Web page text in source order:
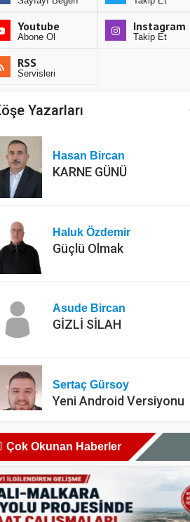
Youtube
Abone Ol
Instagram
Takip Et
RSS
Servisleri
Yazarları
Hasan Bircan
KARNE GÜNÜ
Haluk Özdemir
Güçlü Olmak
Asude Bircan
GİZLİ SİLAH
Sertaç Gürsoy
Yeni Android Versiyonu
Dyt. Merve Köksal
Diyet yapılırken en çok
yapılan hatalar nelerdir?
Çok Okunan Haberler